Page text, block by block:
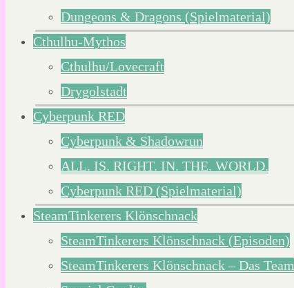
Dungeons & Dragons (Spielmaterial)
Cthulhu-Mythos
Cthulhu/Lovecraft
Drygolstadt
Cyberpunk RED
Cyberpunk & Shadowrun
ALL. IS. RIGHT. IN. THE. WORLD.
Cyberpunk RED (Spielmaterial)
SteamTinkerers Klönschnack
SteamTinkerers Klönschnack (Episoden)
SteamTinkerers Klönschnack – Das Team